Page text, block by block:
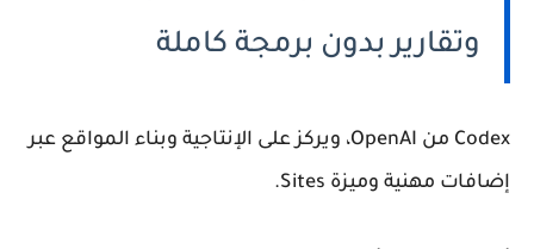
وتقارير بدون برمجة كاملة
Codex من OpenAI، ويركز على الإنتاجية وبناء المواقع عبر
إضافات مهنية وميزة Sites.